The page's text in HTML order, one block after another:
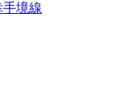
手境線